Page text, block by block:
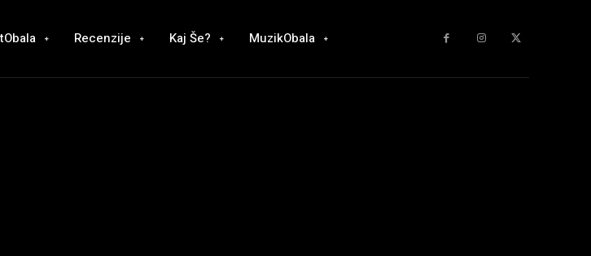
Recenzije Kaj Še? MuzikObala